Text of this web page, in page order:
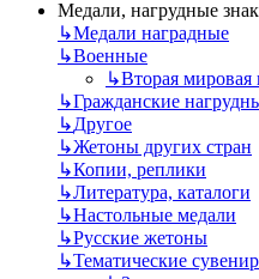
Медали, нагрудные
↳Mедали наградные
↳Военные
↳Вторая мировая
↳Гражданские
↳Другое
↳Жетоны других стран
↳Копии, реплики
↳Литература, каталоги
↳Настольные медали
↳Русские жетоны
↳Тематические